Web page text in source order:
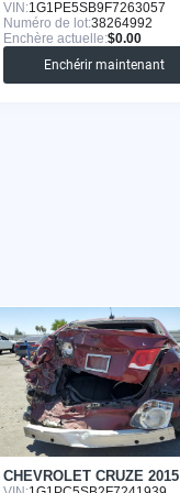
VIN:1G1PE5SB9F7263057
Numéro de lot:38264992
Enchère actuelle:$0.00
Enchérir maintenant
CHEVROLET CRUZE 2015